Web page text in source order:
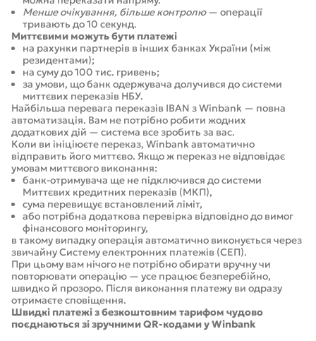
Менше очікування, більше контролю— операції
тривають до 10 секунд.
Миттєвими можуть бути платежі
на рахунки партнерів в інших банках України (між
резидентами);
на суму до 100 тис. гривень;
за умови, що банк одержувача долучився до системи
миттєвих переказів НБУ.
Найбільша перевага переказів IBAN з Winbank — повна
автоматизація. Вам не потрібно робити жодних
додаткових дій — система все зробить за вас.
Коли ви ініціюєте переказ, Winbank автоматично
відправить його миттєво. Якщо ж переказ не відповідає
умовам миттєвого виконання:
банк-отримувача ще не підключився до системи
Миттєвих кредитних переказів (МКП),
сума перевищує встановлений ліміт,
або потрібна додаткова перевірка відповідно до вимог
фінансового моніторингу,
в такому випадку операція автоматично виконується через
звичайну Систему електронних платежів (СЕП).
При цьому вам нічого не потрібно обирати вручну чи
повторювати операцію — усе працює безперебійно,
швидко й прозоро. Після виконання платежу ви одразу
отримаєте сповіщення.
Швидкі платежі з безкоштовним тарифом чудово
поєднаються зі зручними QR-кодами у Winbank